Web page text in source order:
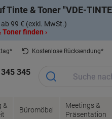
Tinte & Toner VDE-
99 € (exkl. MwSt.)
finden ›
Kostenlose Rücksendung*
345
&
Büromöbel
Meetings &
Präsentation